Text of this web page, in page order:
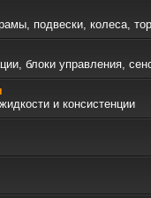
подвески, колеса,
блоки управления,
и консистенции